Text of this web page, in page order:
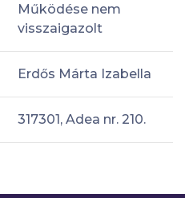
Működése nem
visszaigazolt
Erdős Márta Izabella
317301, Adea nr. 210.